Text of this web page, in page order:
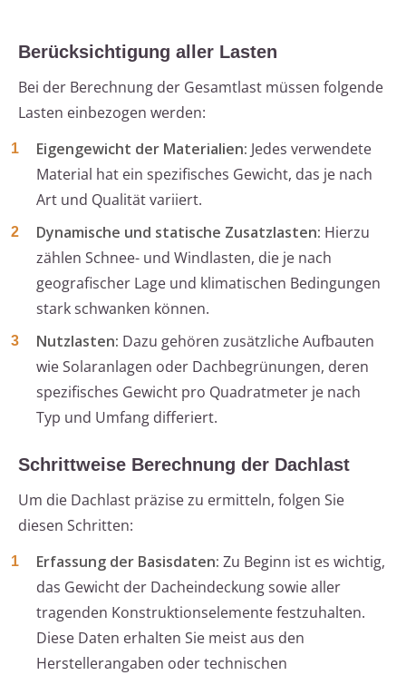
Berücksichtigung aller Lasten
Bei der Berechnung der Gesamtlast müssen folgende
Lasten einbezogen werden:
Eigengewicht der Materialien: Jedes verwendete
Material hat ein spezifisches Gewicht, das je nach
Art und Qualität variiert.
Dynamische und statische Zusatzlasten: Hierzu
zählen Schnee- und Windlasten, die je nach
geografischer Lage und klimatischen Bedingungen
stark schwanken können.
Nutzlasten: Dazu gehören zusätzliche Aufbauten
wie Solaranlagen oder Dachbegrünungen, deren
spezifisches Gewicht pro Quadratmeter je nach
Typ und Umfang differiert.
Schrittweise Berechnung der Dachlast
Um die Dachlast präzise zu ermitteln, folgen Sie
diesen Schritten:
Erfassung der Basisdaten: Zu Beginn ist es wichtig,
das Gewicht der Dacheindeckung sowie aller
tragenden Konstruktionselemente festzuhalten.
Diese Daten erhalten Sie meist aus den
Herstellerangaben oder technischen